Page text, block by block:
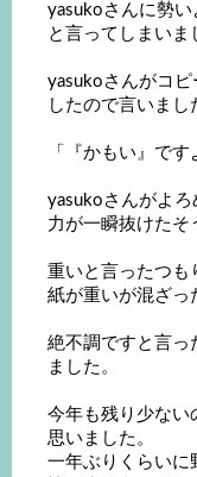
yasukoさんに勢い
と言ってしまいま
yasukoさんがコ
したので言いまし
「『かもい』です
yasukoさんがよろ
力が一瞬抜けたそ
重いと言ったつも
紙が重いが混ざっ
絶不調ですと言っ
ました。
今年も残り少ない
思いました。
一年ぶりくらいに